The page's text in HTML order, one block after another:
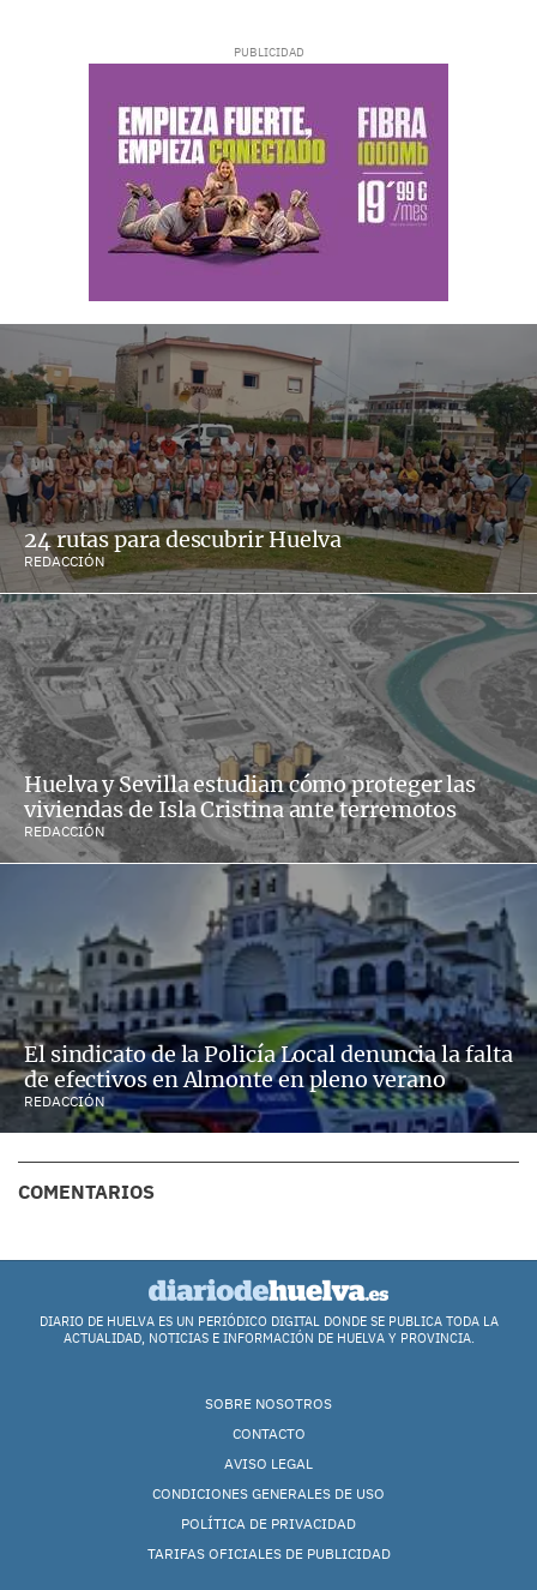
24 rutas para descubrir Huelva
REDACCIÓN
Huelva y Sevilla estudian cómo proteger las
viviendas de Isla Cristina ante terremotos
REDACCIÓN
El sindicato de la Policía Local denuncia la falta
de efectivos en Almonte en pleno verano
REDACCIÓN
COMENTARIOS
DIARIO DE HUELVA ES UN PERIÓDICO DIGITAL DONDE SE PUBLICA TODA LA
ACTUALIDAD, NOTICIAS E INFORMACIÓN DE HUELVA Y PROVINCIA.
SOBRE NOSOTROS
CONTACTO
AVISO LEGAL
CONDICIONES GENERALES DE USO
POLÍTICA DE PRIVACIDAD
TARIFAS OFICIALES DE PUBLICIDAD